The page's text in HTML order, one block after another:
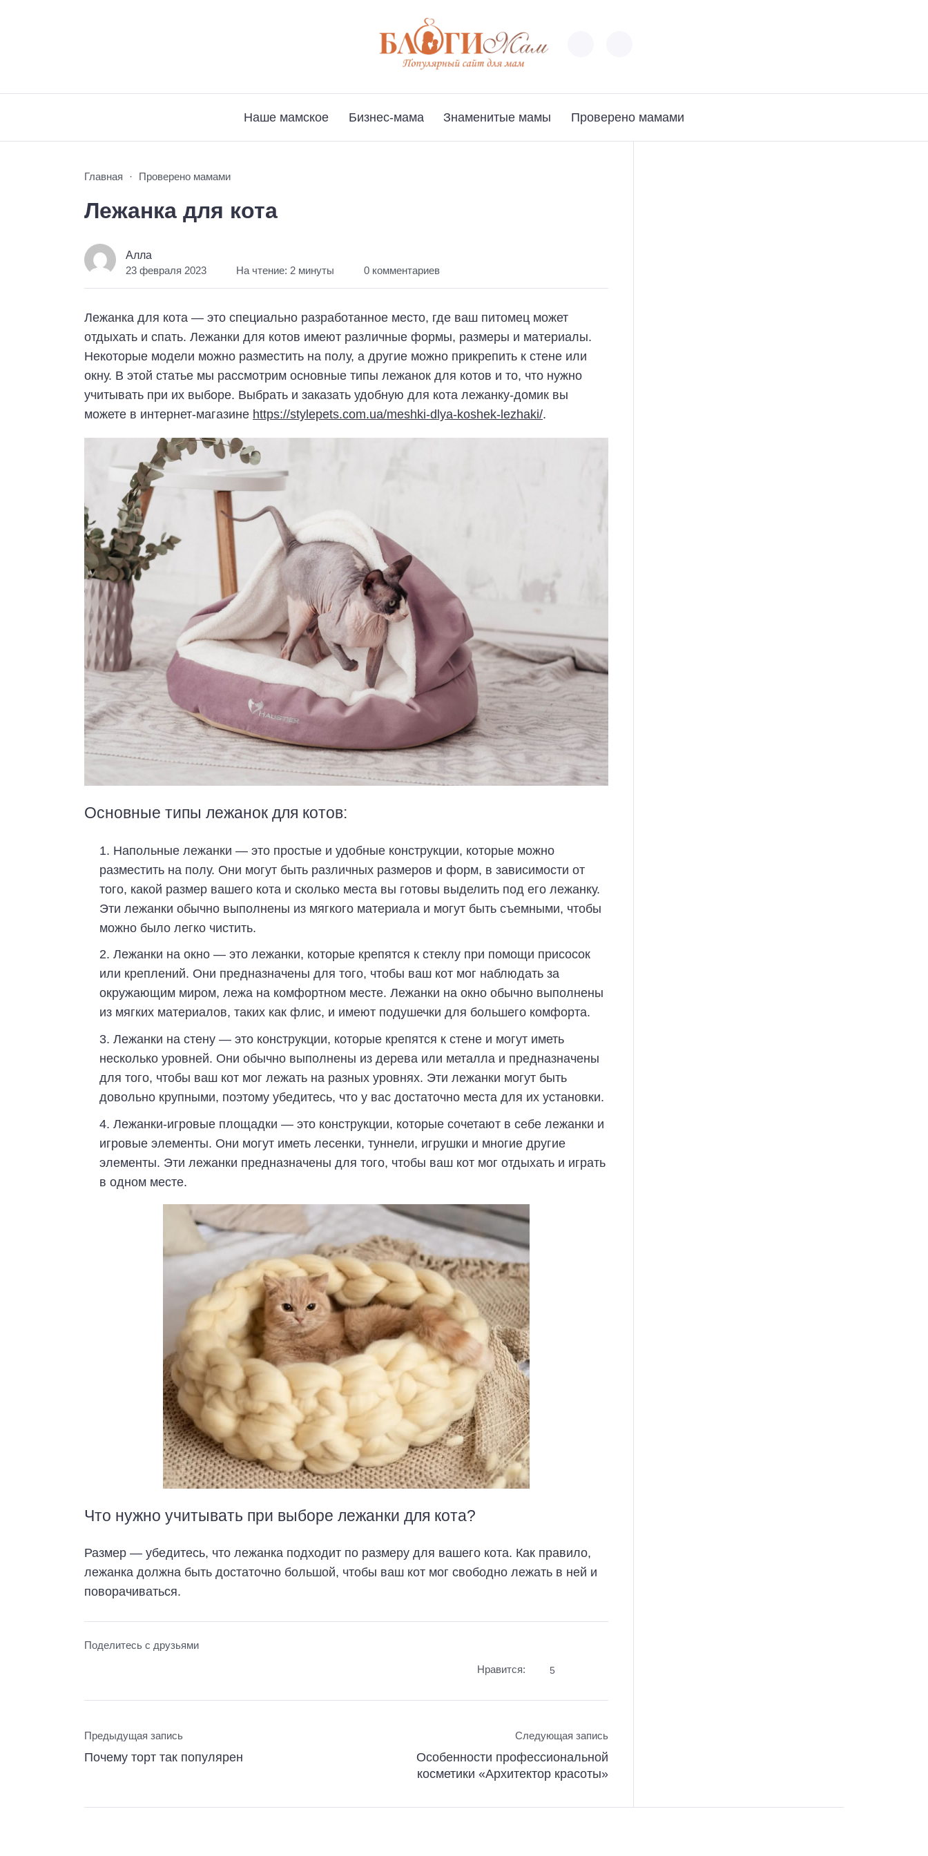
Наше мамское Бизнес-мама Знаменитые мамы Проверено мамами
Главная Проверено мамами
Лежанка для кота
Алла
23 февраля 2023 На чтение: 2 минуты 0 комментариев
Лежанка для кота — это специально разработанное место, где ваш питомец может
отдыхать и спать. Лежанки для котов имеют различные формы, размеры и материалы.
Некоторые модели можно разместить на полу, а другие можно прикрепить к стене или
окну. В этой статье мы рассмотрим основные типы лежанок для котов и то, что нужно
учитывать при их выборе. Выбрать и заказать удобную для кота лежанку-домик вы
можете в интернет-магазине https://stylepets.com.ua/meshki-dlya-koshek-lezhaki/.
Основные типы лежанок для котов:
Напольные лежанки — это простые и удобные конструкции, которые можно
разместить на полу. Они могут быть различных размеров и форм, в зависимости от
того, какой размер вашего кота и сколько места вы готовы выделить под его лежанку.
Эти лежанки обычно выполнены из мягкого материала и могут быть съемными, чтобы
можно было легко чистить.
Лежанки на окно — это лежанки, которые крепятся к стеклу при помощи присосок
или креплений. Они предназначены для того, чтобы ваш кот мог наблюдать за
окружающим миром, лежа на комфортном месте. Лежанки на окно обычно выполнены
из мягких материалов, таких как флис, и имеют подушечки для большего комфорта.
Лежанки на стену — это конструкции, которые крепятся к стене и могут иметь
несколько уровней. Они обычно выполнены из дерева или металла и предназначены
для того, чтобы ваш кот мог лежать на разных уровнях. Эти лежанки могут быть
довольно крупными, поэтому убедитесь, что у вас достаточно места для их установки.
Лежанки-игровые площадки — это конструкции, которые сочетают в себе лежанки и
игровые элементы. Они могут иметь лесенки, туннели, игрушки и многие другие
элементы. Эти лежанки предназначены для того, чтобы ваш кот мог отдыхать и играть
в одном месте.
Что нужно учитывать при выборе лежанки для кота?
Размер — убедитесь, что лежанка подходит по размеру для вашего кота. Как правило,
лежанка должна быть достаточно большой, чтобы ваш кот мог свободно лежать в ней и
поворачиваться.
Поделитесь с друзьями
Нравится: 5
Предыдущая запись
Почему торт так популярен
Следующая запись
Особенности профессиональной
косметики «Архитектор красоты»